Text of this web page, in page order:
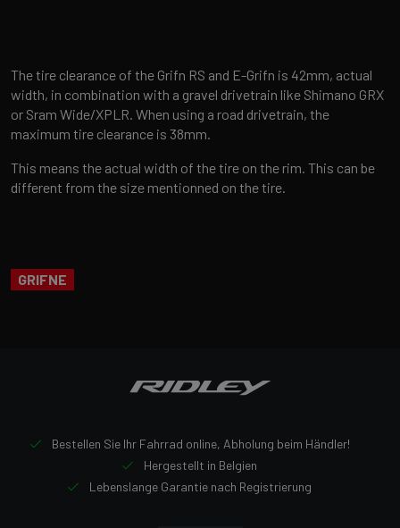
The tire clearance of the Grifn RS and E-Grifn is 42mm, actual
width, in combination with a gravel drivetrain like Shimano GRX
or Sram Wide/XPLR. When using a road drivetrain, the
maximum tire clearance is 38mm.
This means the actual width of the tire on the rim. This can be
different from the size mentionned on the tire.
GRIFNE
Bestellen Sie Ihr Fahrrad online, Abholung beim Händler!
Hergestellt in Belgien
Lebenslange Garantie nach Registrierung